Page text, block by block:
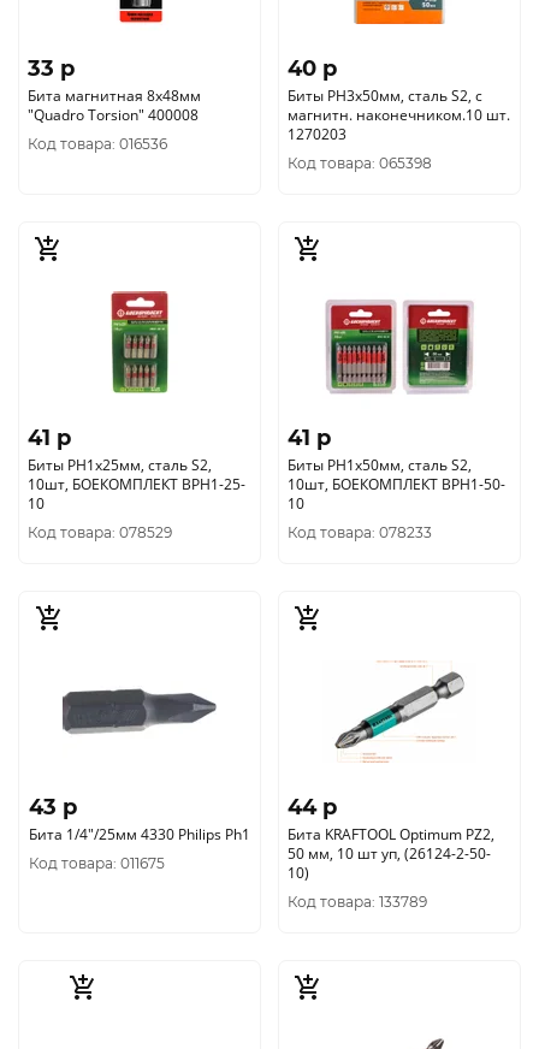
33 p
Бита магнитная 8х48мм
"Quadro Torsion" 400008
Код товара: 016536
40 p
Биты PH3х50мм, сталь S2, с
магнитн. наконечником.10 шт.
1270203
Код товара: 065398
41 p
Биты PH1x25мм, сталь S2,
10шт, БОЕКОМПЛЕКТ BPH1-25-
10
Код товара: 078529
41 p
Биты PH1x50мм, сталь S2,
10шт, БОЕКОМПЛЕКТ BPH1-50-
10
Код товара: 078233
43 p
Бита 1/4"/25мм 4330 Philips Ph1
Код товара: 011675
44 p
Бита KRAFTOOL Optimum PZ2,
50 мм, 10 шт уп, (26124-2-50-
10)
Код товара: 133789